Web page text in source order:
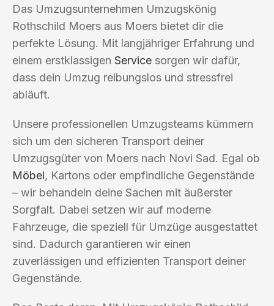
Das Umzugsunternehmen Umzugskönig
Rothschild Moers aus Moers bietet dir die
perfekte Lösung. Mit langjähriger Erfahrung und
einem erstklassigen Service sorgen wir dafür,
dass dein Umzug reibungslos und stressfrei
abläuft.
Unsere professionellen Umzugsteams kümmern
sich um den sicheren Transport deiner
Umzugsgüter von Moers nach Novi Sad. Egal ob
Möbel, Kartons oder empfindliche Gegenstände
– wir behandeln deine Sachen mit äußerster
Sorgfalt. Dabei setzen wir auf moderne
Fahrzeuge, die speziell für Umzüge ausgestattet
sind. Dadurch garantieren wir einen
zuverlässigen und effizienten Transport deiner
Gegenstände.